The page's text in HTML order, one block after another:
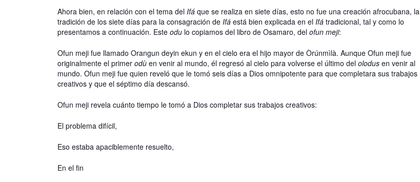
Ahora bien, en relación con el tema del Ifá que se realiza en siete días, esto no fue una creación afrocubana, la
tradición de los siete días para la consagración de Ifá está bien explicada en el Ifá tradicional, tal y como lo
presentamos a continuación. Este odu lo copiamos del libro de Osamaro, del ofun meji:
Ofun meji fue llamado Orangun deyin ekun y en el cielo era el hijo mayor de Òrúnmìlà. Aunque Ofun meji fue
originalmente el primer odù en venir al mundo, él regresó al cielo para volverse el último del olodus en venir al
mundo. Ofun meji fue quien reveló que le tomó seis días a Dios omnipotente para que completara sus trabajos
creativos y que el séptimo día descansó.
Ofun meji revela cuánto tiempo le tomó a Dios completar sus trabajos creativos:
El problema difícil,
Eso estaba apaciblemente resuelto,
En el fin